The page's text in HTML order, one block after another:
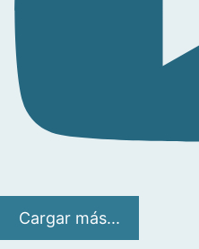
Cargar más...